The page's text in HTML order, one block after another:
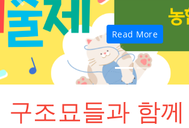
Read More
Previous
구조묘들과 함께